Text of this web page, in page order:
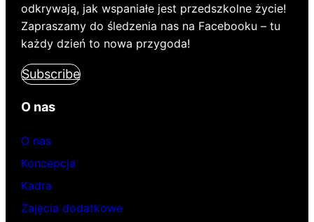
odkrywają, jak wspaniałe jest przedszkolne życie!
Zapraszamy do śledzenia nas na Facebooku – tu
każdy dzień to nowa przygoda!
Subscribe
O nas
O nas
Koncepcja
Kadra
Zajęcia dodatkowe